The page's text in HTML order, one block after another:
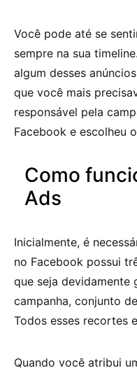
Você pode até se
sempre na sua
algum desses
que você mais
responsável pela
Facebook e escolheu
Como
Ads
Inicialmente, é
no Facebook possui
que seja devidamente
campanha, conjunto
Todos esses recortes
Quando você atribui